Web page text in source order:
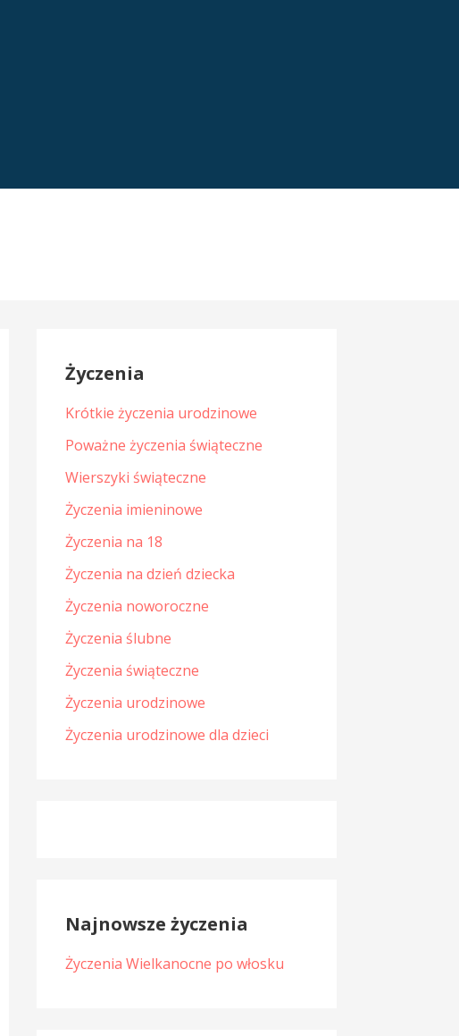
Życzenia
Krótkie życzenia urodzinowe
Poważne życzenia świąteczne
Wierszyki świąteczne
Życzenia imieninowe
Życzenia na 18
Życzenia na dzień dziecka
Życzenia noworoczne
Życzenia ślubne
Życzenia świąteczne
Życzenia urodzinowe
Życzenia urodzinowe dla dzieci
Najnowsze życzenia
Życzenia Wielkanocne po włosku